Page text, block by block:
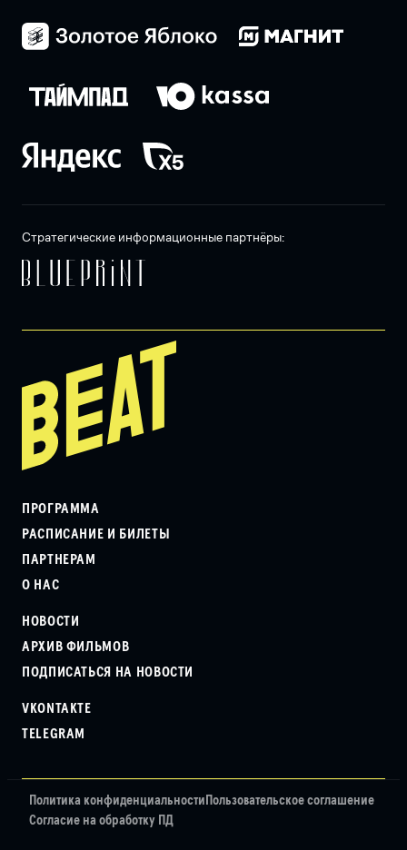
Стратегические информационные партнёры:
ПРОГРАММА
РАСПИСАНИЕ И БИЛЕТЫ
ПАРТНЕРАМ
О НАС
VKONTAKTE
TELEGRAM
НОВОСТИ
АРХИВ ФИЛЬМОВ
ПОДПИСАТЬСЯ НА НОВОСТИ
Политика конфиденциальности Пользовательское соглашение
Согласие на обработку ПД